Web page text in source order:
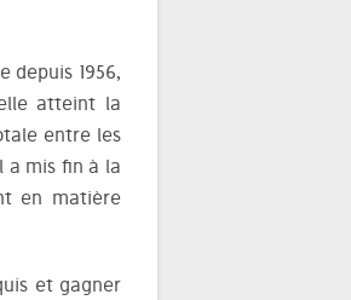
1956,
atteint la
entre les
a mis fin à la
en matière
et gagner